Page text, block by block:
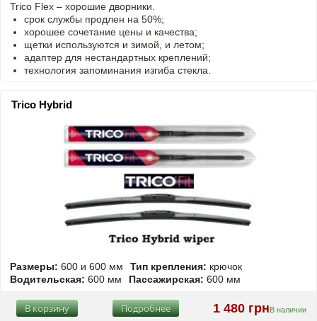
Trico Flex – хорошие дворники.
срок службы продлен на 50%;
хорошее сочетание цены и качества;
щетки используются и зимой, и летом;
адаптер для нестандартных креплений;
технология запоминания изгиба стекла.
Trico Hybrid
Размеры: 600 и 600 мм Тип крепления: крючок
Водительская: 600 мм Пассажирская: 600 мм
1 480 грнВ наличии
Подробнее
В корзину